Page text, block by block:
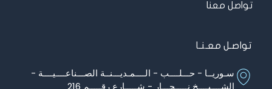
تواصل معنا
تواصـل معـنـا
سـوريــا - حـــلــــب - الــــمـديـــنــة الصـــناعــــيــــة -